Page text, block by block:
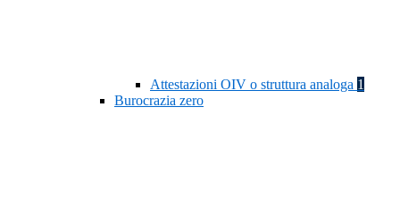
Attestazioni OIV o struttura analoga 1
Burocrazia zero